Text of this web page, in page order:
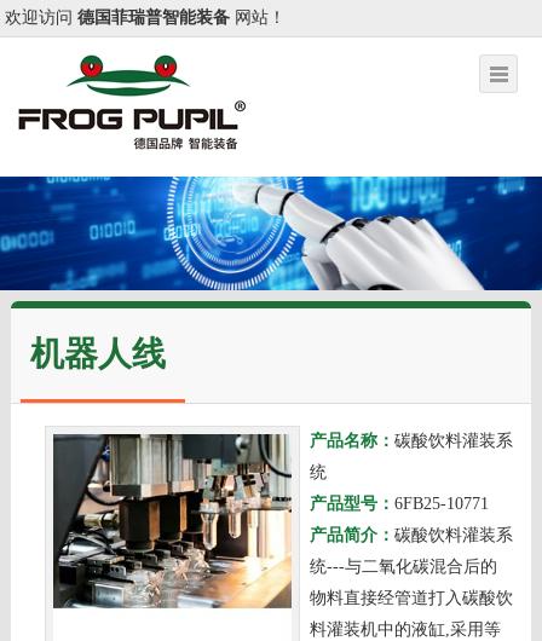
欢迎访问德国菲瑞普智能装备 网站！
机器人线
产品名称： 碳酸饮料灌装系
统
产品型号： 6FB25-10771
产品简介： 碳酸饮料灌装系
统---与二氧化碳混合后的
物料直接经管道打入碳酸饮
料灌装机中的液缸,采用等